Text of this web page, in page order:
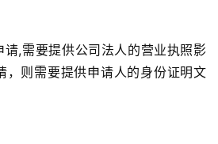
请,需要提供公司法人的营业执照影
，则需要提供申请人的身份证明文